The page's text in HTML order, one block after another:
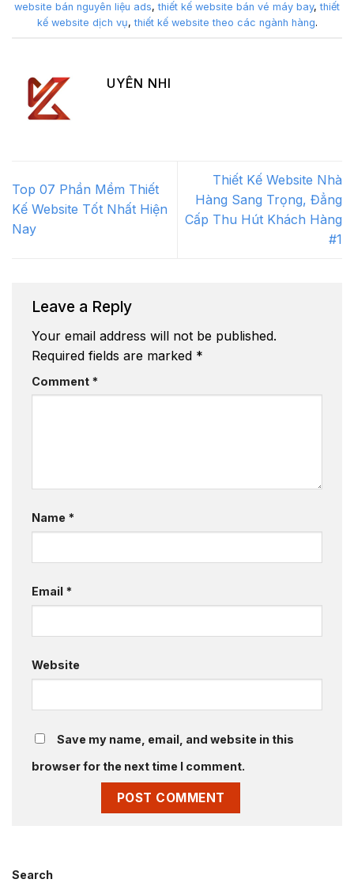
website bán nguyên liệu ads,thiết kế website bán vé máy bay,thiết
kế website dịch vụ,thiết kế website theo các ngành hàng.
UYÊN NHI
Top 07 Phần Mềm Thiết
Kế Website Tốt Nhất Hiện
Nay
Thiết Kế Website Nhà
Hàng Sang Trọng, Đẳng
Cấp Thu Hút Khách Hàng
#1
Leave a Reply
Your email address will not be published.
Required fields are marked *
Comment *
Name *
Email *
Website
Save my name, email, and website in this
browser for the next time I comment.
Search